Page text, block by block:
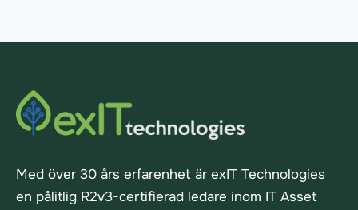
Med över 30 års erfarenhet är exIT Technologies
en pålitlig R2v3-certifierad ledare inom IT Asset